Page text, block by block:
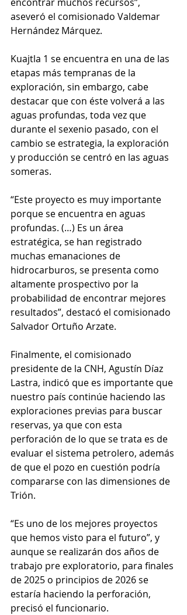
aseveró el comisionado Valdemar
Hernández Márquez.
Kuajtla 1 se encuentra en una de las
etapas más tempranas de la
exploración, sin embargo, cabe
destacar que con éste volverá a las
aguas profundas, toda vez que
durante el sexenio pasado, con el
cambio se estrategia, la exploración
y producción se centró en las aguas
someras.
“Este proyecto es muy importante
porque se encuentra en aguas
profundas. (…) Es un área
estratégica, se han registrado
muchas emanaciones de
hidrocarburos, se presenta como
altamente prospectivo por la
probabilidad de encontrar mejores
resultados”, destacó el comisionado
Salvador Ortuño Arzate.
Finalmente, el comisionado
presidente de la CNH, Agustín Díaz
Lastra, indicó que es importante que
nuestro país continúe haciendo las
exploraciones previas para buscar
reservas, ya que con esta
perforación de lo que se trata es de
evaluar el sistema petrolero, además
de que el pozo en cuestión podría
compararse con las dimensiones de
Trión.
“Es uno de los mejores proyectos
que hemos visto para el futuro”, y
aunque se realizarán dos años de
trabajo pre exploratorio, para finales
de 2025 o principios de 2026 se
estaría haciendo la perforación,
precisó el funcionario.